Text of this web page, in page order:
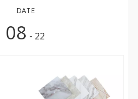
DATE
08 - 22